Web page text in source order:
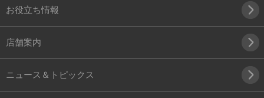
お役立ち情報
店舗案内
ニュース＆トピックス